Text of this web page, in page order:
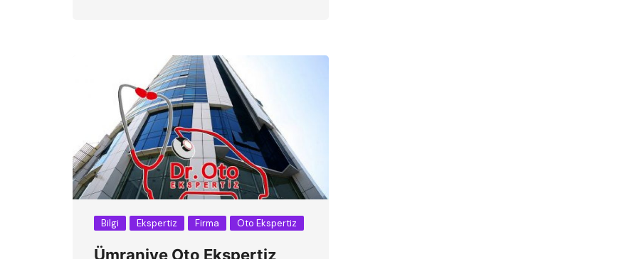
Bilgi Ekspertiz Firma Oto Ekspertiz
Ümraniye Oto Ekspertiz